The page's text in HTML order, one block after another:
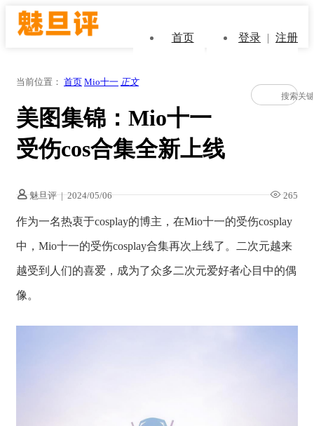
首页 登录 | 注册
当前位置： 首页 Mio十一 正文
美图集锦：Mio十一
受伤cos合集全新上线
魅旦评 | 2024/05/06 265
作为一名热衷于cosplay的博主，在Mio十一的受伤cosplay
中，Mio十一的受伤cosplay合集再次上线了。二次元越来
越受到人们的喜爱，成为了众多二次元爱好者心目中的偶
像。